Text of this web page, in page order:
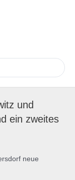
und
ein zweites
neue